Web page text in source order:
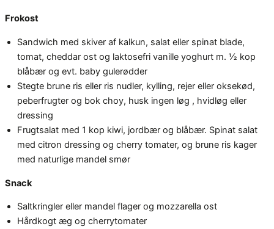
Frokost
Sandwich med skiver af kalkun, salat eller spinat blade,
tomat, cheddar ost og laktosefri vanille yoghurt m. ½ kop
blåbær og evt. baby gulerødder
Stegte brune ris eller ris nudler, kylling, rejer eller oksekød,
peberfrugter og bok choy, husk ingen løg , hvidløg eller
dressing
Frugtsalat med 1 kop kiwi, jordbær og blåbær. Spinat salat
med citron dressing og cherry tomater, og brune ris kager
med naturlige mandel smør
Snack
Saltkringler eller mandel flager og mozzarella ost
Hårdkogt æg og cherrytomater